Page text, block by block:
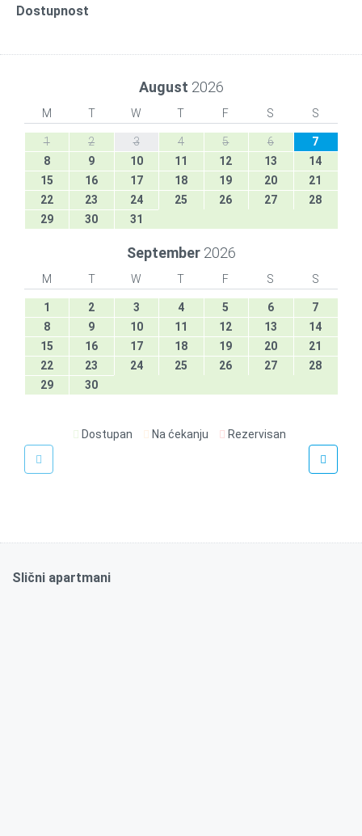
Dostupnost
August 2026
M T W T F S S
1 2 3 4 5 6
7
8
9 10 11 12 13
14
15
16 17 18 19 20
21
22
23 24 25 26 27
28
29
30 31
September 2026
M T W T F S S
1 2 3 4 5 6
7
8
9 10 11 12 13
14
15
16 17 18 19 20
21
22
23 24 25 26 27
28
29
30
Dostupan Na ćekanju Rezervisan
Slični apartmani
90€
Rei Premium